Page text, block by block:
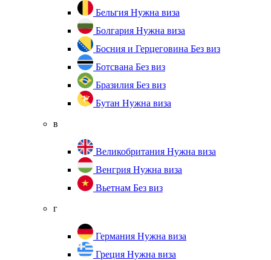
Бельгия Нужна виза
Болгария Нужна виза
Босния и Герцеговина Без виз
Ботсвана Без виз
Бразилия Без виз
Бутан Нужна виза
в
Великобритания Нужна виза
Венгрия Нужна виза
Вьетнам Без виз
г
Германия Нужна виза
Греция Нужна виза